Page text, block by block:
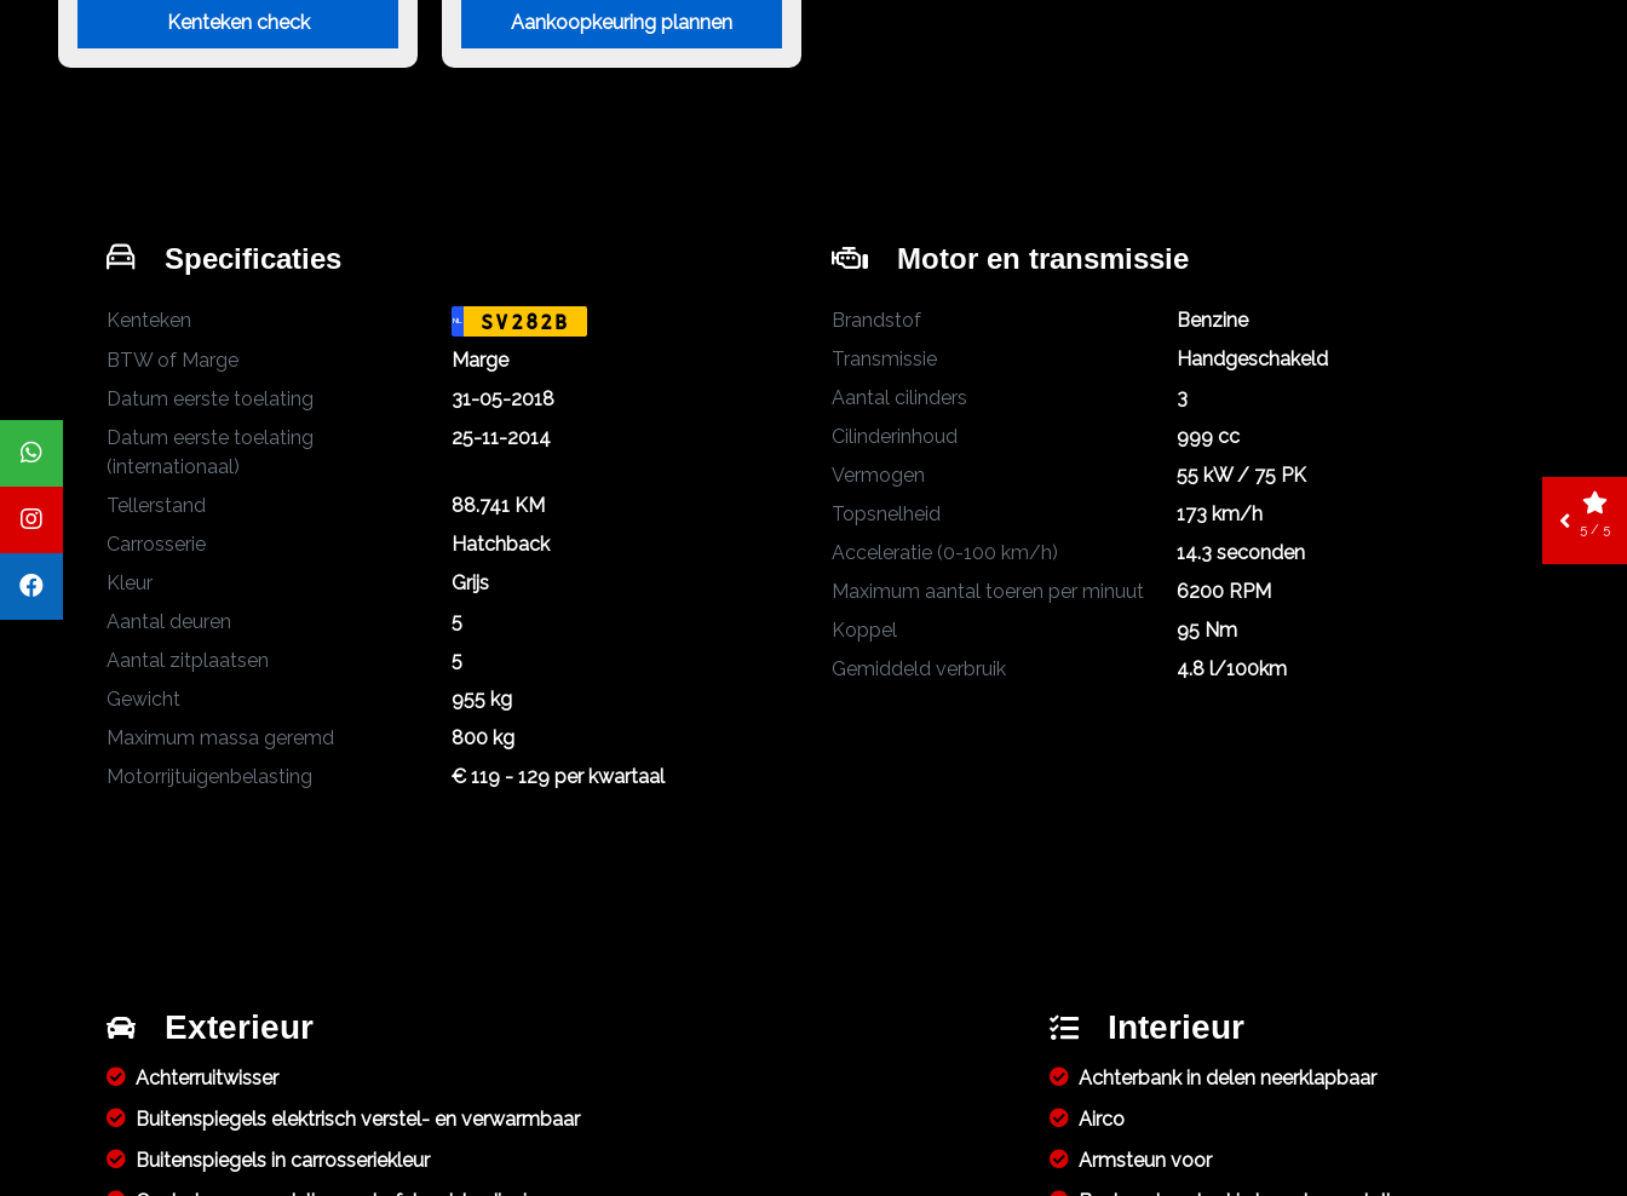
Kenteken check Aankoopkeuring plannen
Specificaties
Kenteken NL SV282B
BTW of Marge
Marge
Datum eerste toelating
31-05-2018
Datum eerste toelating
(internationaal)
25-11-2014
Tellerstand
88.741 KM
Carrosserie
Hatchback
Kleur
Grijs
Aantal deuren
5
Aantal zitplaatsen
5
Gewicht
955 kg
Maximum massa geremd
800 kg
Motorrijtuigenbelasting
€ 119 - 129 per kwartaal
Motor en transmissie
Brandstof
Benzine
Transmissie
Handgeschakeld
Aantal cilinders
3
Cilinderinhoud
999 cc
Vermogen
55 kW / 75 PK
Topsnelheid
173 km/h
Acceleratie (0-100 km/h)
14.3 seconden
Maximum aantal toeren per minuut
6200 RPM
Koppel
95 Nm
Gemiddeld verbruik
4.8 l/100km
Exterieur
Achterruitwisser
Buitenspiegels elektrisch verstel- en verwarmbaar
Buitenspiegels in carrosseriekleur
Interieur
Achterbank in delen neerklapbaar
Airco
Armsteun voor
5 / 5